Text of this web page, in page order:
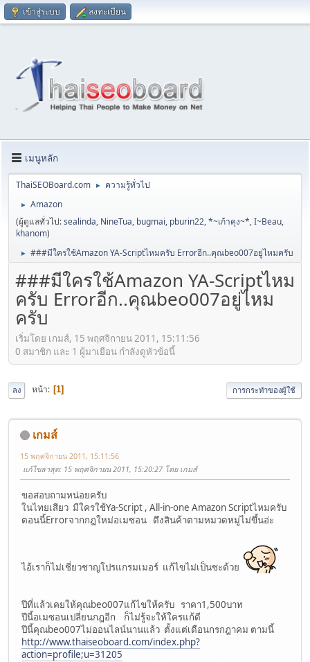
เข้าสู่ระบบ ลงทะเบียน
เมนูหลัก
ThaiSEOBoard.com ► ความรู้ทั่วไป
►
Amazon
(ผู้ดูแลทั่วไป:sealinda, NineTua, bugmai, pburin22,*~เก้าคุง~*,I~Beau,
khanom)
► ###มีใครใช้Amazon YA-Scriptไหมครับ Errorอีก..คุณbeo007อยู่ไหมครับ
###มีใครใช้Amazon YA-Scriptไหม
ครับ Errorอีก..คุณbeo007อยู่ไหม
ครับ
เริ่มโดย เกมส์, 15 พฤศจิกายน 2011, 15:11:56
0 สมาชิก และ 1 ผู้มาเยือน กำลังดูหัวข้อนี้
ลง หน้า 1 การกระทำของผู้ใช้
เกมส์
15 พฤศจิกายน 2011, 15:11:56
แก้ไขล่าสุด: 15 พฤศจิกายน 2011, 15:20:27 โดย เกมส์
ขอสอบถามหน่อยครับ
ในไทยเสียว มีใครใช้Ya-Script , All-in-one Amazon Scriptไหมครับ
ตอนนี้Errorจากกฎใหม่อเมซอน ดึงสินค้าตามหมวดหมู่ไม่ขึ้นอ่ะ
ไอ้เราก็ไม่เชี่ยวชาญโปรแกรมเมอร์ แก้ไขไม่เป็นซะด้วย
ปีที่แล้วเคยให้คุณbeo007แก้ไขให้ครับ ราคา1,500บาท
ปีนี้อเมซอนเปลี่ยนกฎอีก ก็ไม่รู้จะให้ใครแก้ดี
ปีนี้คุณbeo007ไม่ออนไลน์นานแล้ว ตั้งแต่เดือนกรกฎาคม ตามนี้
http://www.thaiseoboard.com/index.php?
action=profile;u=31205